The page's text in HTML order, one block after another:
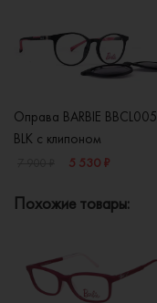
Оправа BARBIE BBCL005
BLK с клипоном
5 530 ₽
Похожие товары: